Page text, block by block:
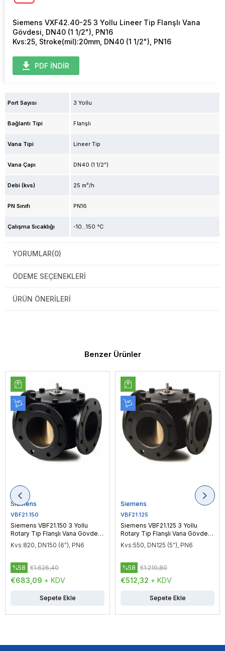
Siemens VXF42.40-25 3 Yollu Lineer Tip Flanşlı Vana
Gövdesi, DN40 (1 1/2"), PN16
Kvs:25, Stroke(mil):20mm, DN40 (1 1/2"), PN16
PDF İNDİR
Port Sayısı 3 Yollu
Bağlantı Tipi Flanşlı
Vana Tipi Lineer Tip
Vana Çapı DN40 (1 1/2")
Debi (kvs) 25 m³/h
PN Sınıfı PN16
Çalışma Sıcaklığı -10...150 °C
YORUMLAR(0)
ÖDEME SEÇENEKLERI
ÜRÜN ÖNERILERI
Benzer Ürünler
Siemens
VBF21.150
Siemens VBF21.150 3 Yollu
Rotary Tip Flanşlı Vana Gövdesi
DN150 (6"), PN6
Kvs:820, DN150 (6"), PN6
€683,09 + KDV
%58 €1.626,40
Sepete Ekle
Siemens
VBF21.125
Siemens VBF21.125 3 Yollu
Rotary Tip Flanşlı Vana Gövdesi
DN125 (5"), PN6
Kvs:550, DN125 (5"), PN6
€512,32 + KDV
%58 €1.219,80
Sepete Ekle